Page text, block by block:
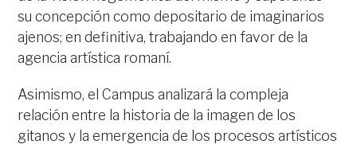
su concepción como depositario de imaginarios
ajenos; en definitiva, trabajando en favor de la
agencia artística romaní.
Asimismo, el Campus analizará la compleja
relación entre la historia de la imagen de los
gitanos y la emergencia de los procesos artísticos